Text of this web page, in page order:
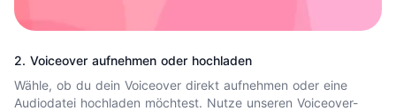
2. Voiceover aufnehmen oder hochladen
Wähle, ob du dein Voiceover direkt aufnehmen oder eine
Audiodatei hochladen möchtest. Nutze unseren Voiceover-